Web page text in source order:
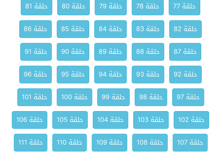
حلقة 77
حلقة 78 حلقة 79 حلقة 80
حلقة 81
حلقة 82
حلقة 83 حلقة 84 حلقة 85
حلقة 86
حلقة 87
حلقة 88 حلقة 89 حلقة 90
حلقة 91
حلقة 92
حلقة 93 حلقة 94 حلقة 95
حلقة 96
حلقة 97
حلقة 98 حلقة 99 حلقة 100
حلقة 101
حلقة 102
حلقة 103 حلقة 104 حلقة 105
حلقة 106
حلقة 107
حلقة 108 حلقة 109 حلقة 110
حلقة 111